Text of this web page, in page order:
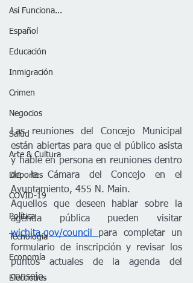
Así Funciona...
Español
Educación
Inmigración
Crimen
Negocios
Salud
Arte & Cultura
Deportes
COVID-19
Política
Tecnología
Economía
Elecciones
Las reuniones del Concejo Municipal
están abiertas para que el público asista
y hable en persona en reuniones dentro
de la Cámara del Concejo en el
Ayuntamiento, 455 N. Main.
Aquellos que deseen hablar sobre la
wichita.gov/council para completar un
formulario de inscripción y revisar los
puntos actuales de la agenda del
consejo.